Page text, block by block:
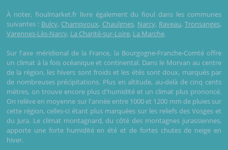
À noter, fioulmarket.fr livre également du fioul dans les communes
suivantes : Bulcy, Champvoux, Chaulgnes, Narcy, Raveau,Tronsanges,
Varennes-Lès-Narcy, La Charité-sur-Loire, La Marche.
Sur l'axe méridional de la France, la Bourgogne-Franche-Comté offre
un climat à la fois océanique et continental. Dans le Morvan au centre
de la région, les hivers sont froids et les étés sont doux, marqués par
de nombreuses précipitations. Plus en altitude, au-delà de cinq cents
mètres, on trouve encore plus d'humidité et un climat plus prononcé.
On relève en moyenne sur l'année entre 1000 et 1200 mm de pluies sur
cette région, celles-ci étant plus marquées sur les reliefs des Vosges et
du Jura. Le climat montagnard, du côté des montagnes jurassiennes,
apporte une forte humidité en été et de fortes chutes de neige en
hiver.